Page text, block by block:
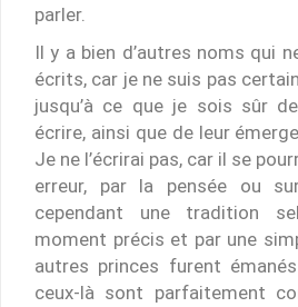
parler.
Il y a bien d’autres noms qui
écrits, car je ne suis pas
jusqu’à ce que je sois sûr
écrire, ainsi que de leur
Je ne l’écrirai pas, car il se
erreur, par la pensée ou
cependant une tradition
moment précis et par une
autres princes furent
ceux-là sont parfaitement